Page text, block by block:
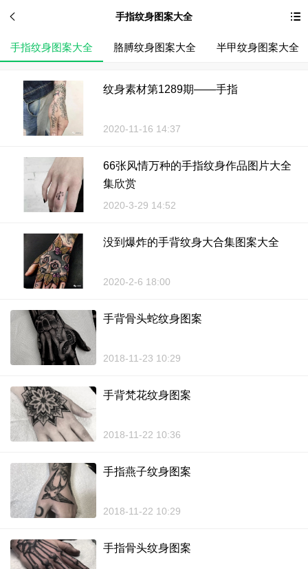
手指纹身图案大全
手指纹身图案大全 胳膊纹身图案大全 半甲纹身图案大全
纹身素材第1289期——手指
2020-11-16 14:37
66张风情万种的手指纹身作品图片大全
集欣赏
2020-3-29 14:52
没到爆炸的手背纹身大合集图案大全
2020-2-6 18:00
手背骨头蛇纹身图案
2018-11-23 10:29
手背梵花纹身图案
2018-11-22 10:36
手指燕子纹身图案
2018-11-22 10:29
手指骨头纹身图案